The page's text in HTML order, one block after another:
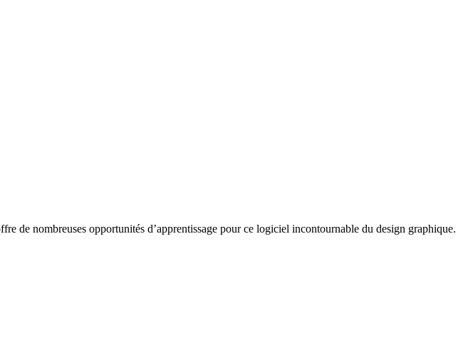
de nombreuses opportunités d’apprentissage pour ce logiciel incontournable du design graphique.